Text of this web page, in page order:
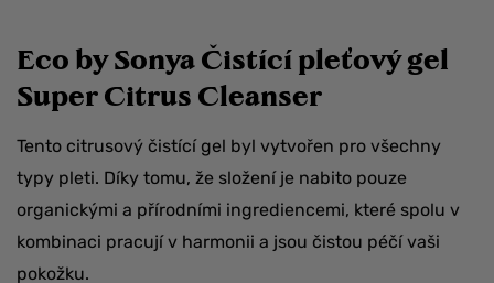
Eco by Sonya Čistící pleťový gel
Super Citrus Cleanser
Tento citrusový čistící gel byl vytvořen pro všechny
typy pleti. Díky tomu, že složení je nabito pouze
organickými a přírodními ingrediencemi, které spolu v
kombinaci pracují v harmonii a jsou čistou péčí vaši
pokožku.